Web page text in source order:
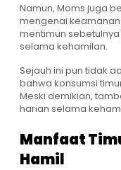
Namun, Moms juga
mengenai keamanan
mentimun
selama kehamilan.
Sejauh ini pun tidak
bahwa konsumsi
Meski demikian,
harian selama
Manfaat
Hamil